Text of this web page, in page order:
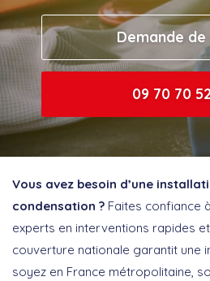
Demande
09 70 70
Vous avez besoin d’une
condensation ? Faites confiance
experts en interventions rapides
couverture nationale garantit une
soyez en France métropolitaine,